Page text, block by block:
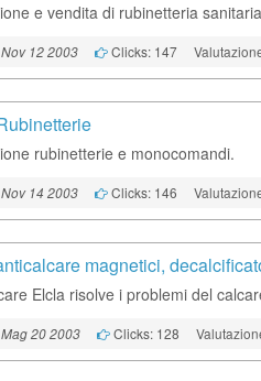
e vendita di rubinetteria
12 2003 Clicks: 147
rubinetterie e monocomandi.
14 2003 Clicks: 146
magnetici,
Elcla risolve i problemi del
20 2003 Clicks: 128